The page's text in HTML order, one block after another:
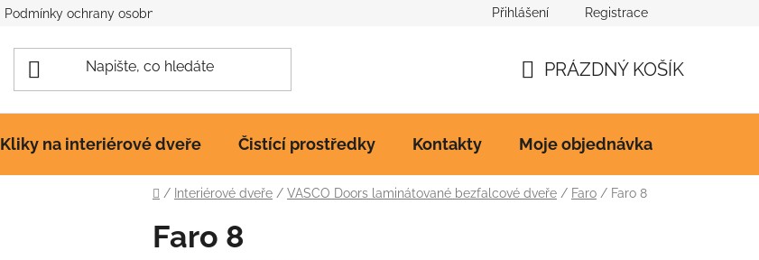
Podmínky ochrany osobních údajů Přihlášení Registrace
KOŠÍK
PRÁZDNÝ KOŠÍK
Kliky na interiérové dveře Čistící prostředky Kontakty Moje objednávka
Domů
/ Interiérové dveře / VASCO Doors laminátované bezfalcové dveře / Faro / Faro 8
Faro 8